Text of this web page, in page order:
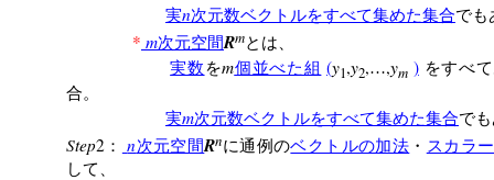
実n次元数ベクトルをすべて集めた集合でも
* m次元空間Rmとは、
実数 をm個並べた組 (y1,y2,…,ym ) をすべ
合。
実m次元数ベクトルをすべて集めた集合で
Step2 ： n次元空間Rnに通例のベクトルの加法 ・ スカラ
して、